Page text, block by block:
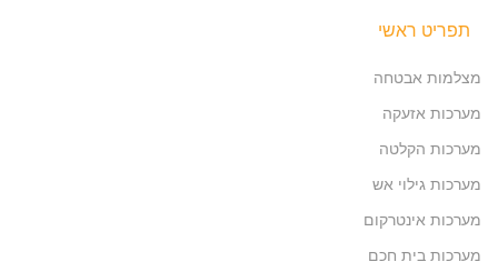
תפריט ראשי
מצלמות אבטחה
מערכות אזעקה
מערכות הקלטה
מערכות גילוי אש
מערכות אינטרקום
מערכות בית חכם